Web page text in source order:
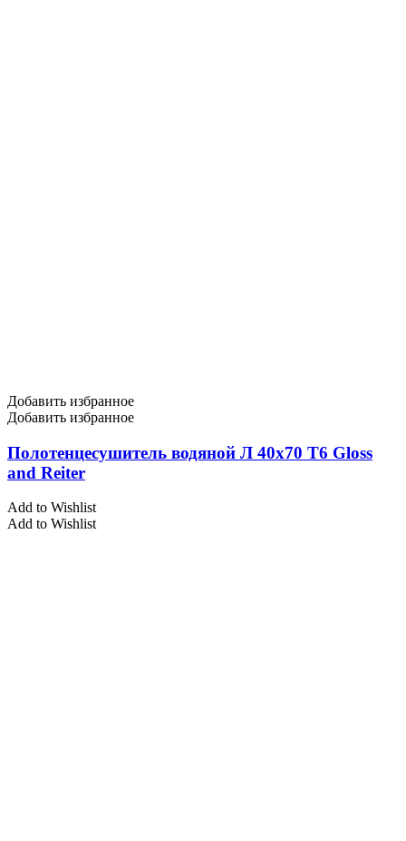
Добавить избранное
Добавить избранное
Полотенцесушитель водяной Л 40х70 Т6 Gloss
and Reiter
Add to Wishlist
Add to Wishlist